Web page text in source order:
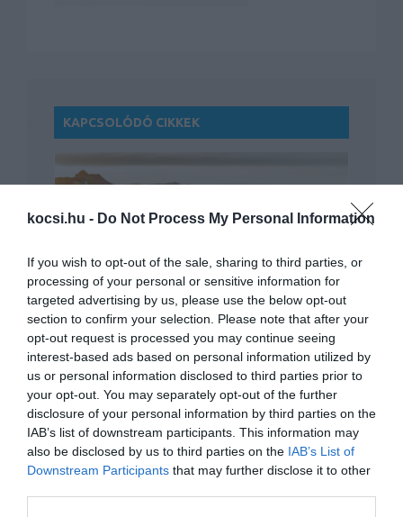
kocsi.hu - Do Not Process My Personal Information
If you wish to opt-out of the sale, sharing to third parties, or
processing of your personal or sensitive information for
targeted advertising by us, please use the below opt-out
section to confirm your selection. Please note that after your
opt-out request is processed you may continue seeing
interest-based ads based on personal information utilized by
us or personal information disclosed to third parties prior to
your opt-out. You may separately opt-out of the further
disclosure of your personal information by third parties on the
IAB’s list of downstream participants. This information may
also be disclosed by us to third parties on the IAB’s List of
Downstream Participants that may further disclose it to other
KAPCSOLÓDÓ CIKKEK
Ismét leállt a C8-as Corvette gyártása
alkatrészhiány miatt
Okosabb lett a Peugeot 308